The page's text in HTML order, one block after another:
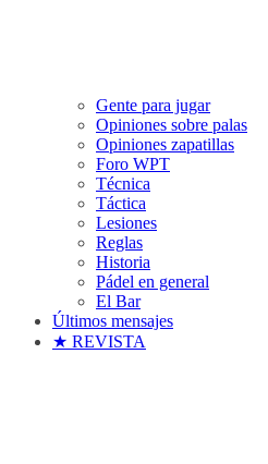
Gente para jugar
Opiniones sobre palas
Opiniones zapatillas
Foro WPT
Técnica
Táctica
Lesiones
Reglas
Historia
Pádel en general
El Bar
Últimos mensajes
★ REVISTA